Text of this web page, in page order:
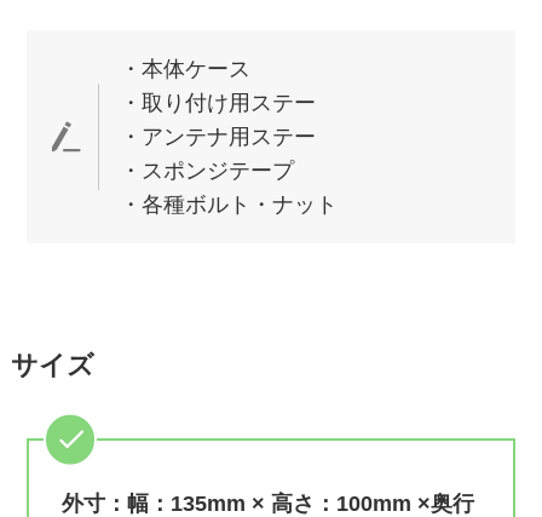
・本体ケース
・取り付け用ステー
・アンテナ用ステー
・スポンジテープ
・各種ボルト・ナット
サイズ
外寸：幅：135mm × 高さ：100mm ×奥行